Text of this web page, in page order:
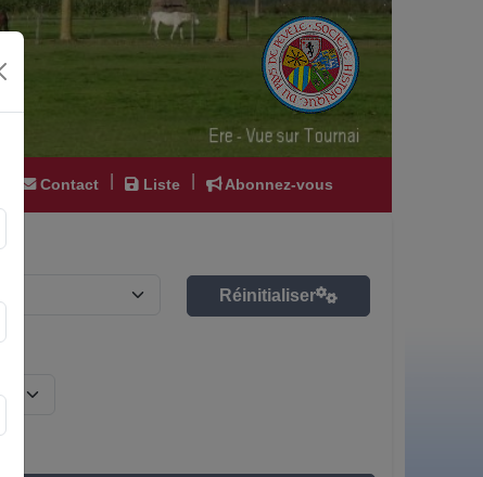
Contact Liste Abonnez-vous
Réinitialiser